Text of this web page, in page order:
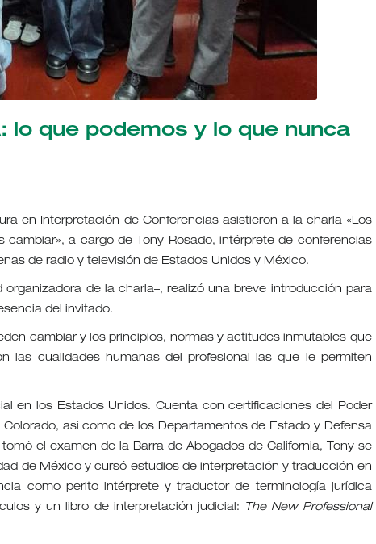
lo que podemos y lo que nunca
en Interpretación de Conferencias asistieron a la charla «Los
a cargo de Tony Rosado, intérprete de conferencias
de radio y televisión de Estados Unidos y México.
organizadora de la charla–, realizó una breve introducción para
del invitado.
cambiar y los principios, normas y actitudes inmutables que
las cualidades humanas del profesional las que le permiten
en los Estados Unidos. Cuenta con certificaciones del Poder
así como de los Departamentos de Estado y Defensa
el examen de la Barra de Abogados de California, Tony se
de México y cursó estudios de interpretación y traducción en
como perito intérprete y traductor de terminología jurídica
y un libro de interpretación judicial:
The New Professional